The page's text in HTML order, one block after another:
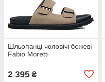
Шльопанці чоловічі бежеві
Fabio Moretti
2 395 ₴